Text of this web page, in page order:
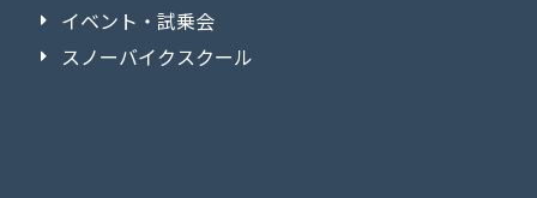
イベント・試乗会
スノーバイクスクール